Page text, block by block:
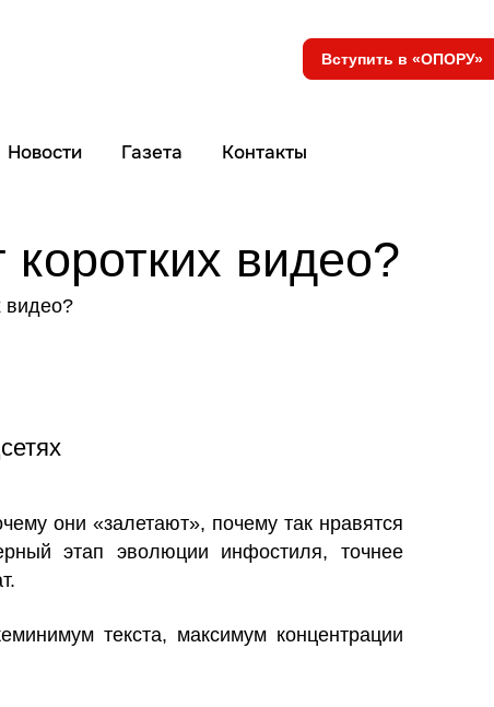
Вступить в «ОПОРУ»
Новости Газета Контакты
видео?
они «залетают», почему так нравятся
этап эволюции инфостиля, точнее
текста, максимум концентрации